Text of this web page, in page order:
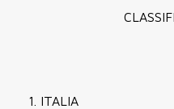
ITALIA